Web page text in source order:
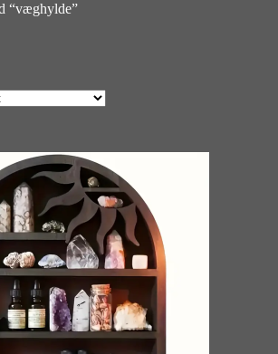
“væghylde”